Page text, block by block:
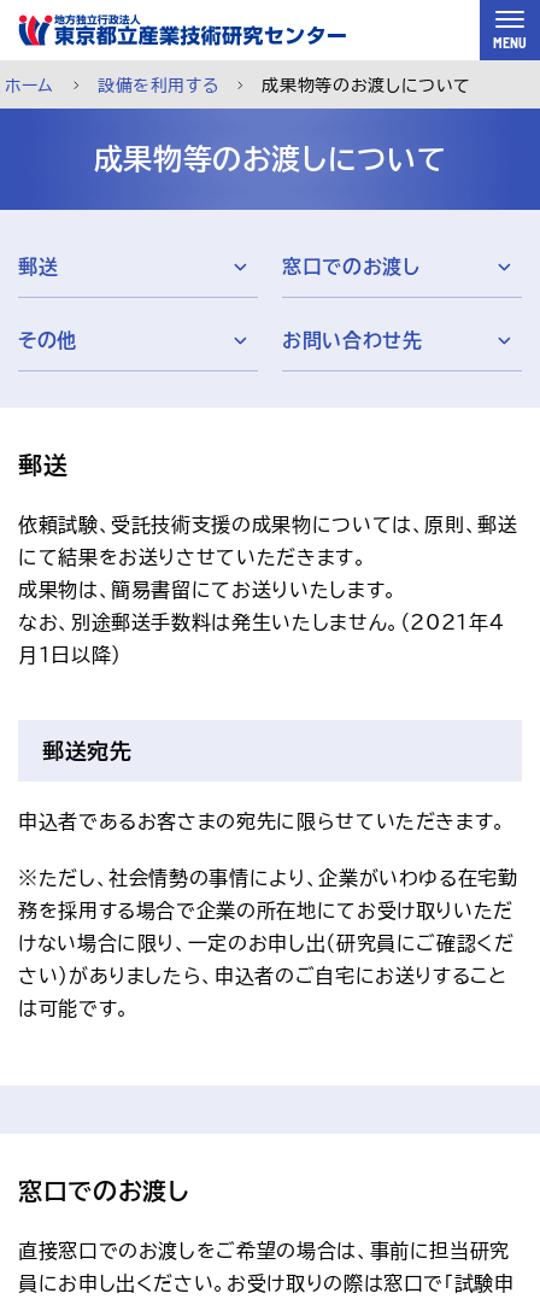
スキップして本文へ
MENU
チャットで相談
アクセス お問い合わせ
プレスリリース English
ホーム 設備を利用する 成果物等のお渡しについて
成果物等のお渡しについて
郵送 窓口でのお渡し
その他 お問い合わせ先
郵送
依頼試験、受託技術支援の成果物については、原則、郵送
にて結果をお送りさせていただきます。
成果物は、簡易書留にてお送りいたします。
なお、別途郵送手数料は発生いたしません。（2021年4
月1日以降）
郵送宛先
申込者であるお客さまの宛先に限らせていただきます。
※ただし、社会情勢の事情により、企業がいわゆる在宅勤
務を採用する場合で企業の所在地にてお受け取りいただ
けない場合に限り、一定のお申し出（研究員にご確認くだ
さい）がありましたら、申込者のご自宅にお送りすること
は可能です。
窓口でのお渡し
直接窓口でのお渡しをご希望の場合は、事前に担当研究
員にお申し出ください。お受け取りの際は窓口で「試験申